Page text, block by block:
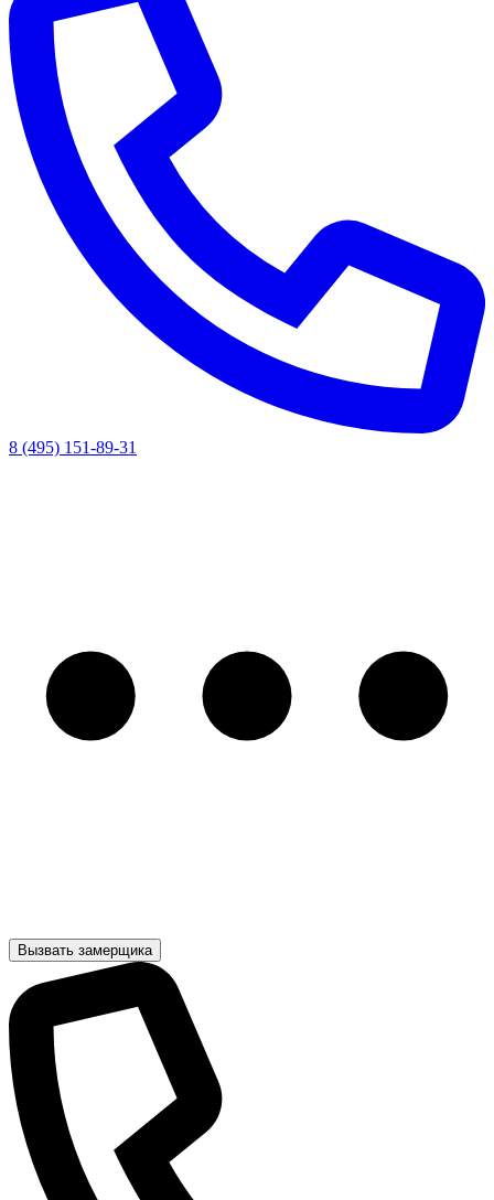
8 (495) 151-89-31
Вызвать замерщика